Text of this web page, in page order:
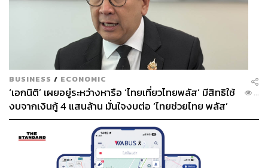
BUSINESS / ECONOMIC
‘เอกนิติ’ เผยอยู่ระหว่างหารือ ‘ไทยเที่ยวไทยพลัส’ มีสิทธิใช้
งบจากเงินกู้ 4 แสนล้าน มั่นใจงบต่อ ‘ไทยช่วยไทย พลัส’
เฟส 2 มีเพียงพอ
...